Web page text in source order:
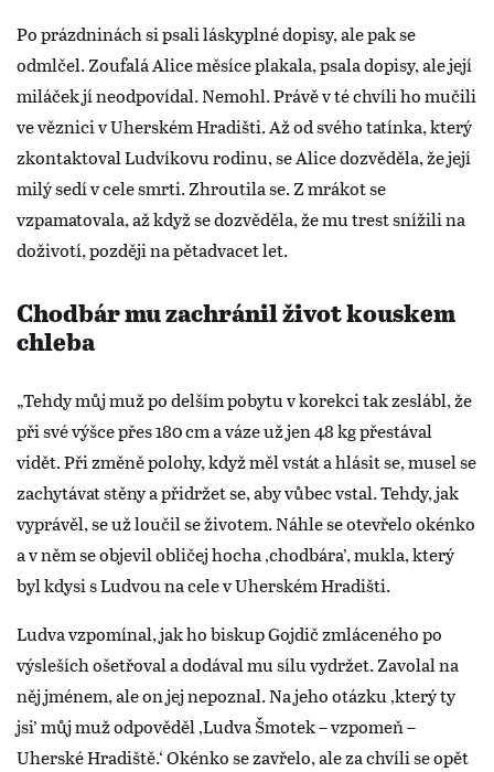
Po prázdninách si psali láskyplné dopisy, ale pak se
odmlčel. Zoufalá Alice měsíce plakala, psala dopisy, ale její
miláček jí neodpovídal. Nemohl. Právě v té chvíli ho mučili
ve věznici v Uherském Hradišti. Až od svého tatínka, který
zkontaktoval Ludvíkovu rodinu, se Alice dozvěděla, že její
milý sedí v cele smrti. Zhroutila se. Z mrákot se
vzpamatovala, až když se dozvěděla, že mu trest snížili na
doživotí, později na pětadvacet let.
Chodbár mu zachránil život kouskem
chleba
„Tehdy můj muž po delším pobytu v korekci tak zeslábl, že
při své výšce přes 180 cm a váze už jen 48 kg přestával
vidět. Při změně polohy, když měl vstát a hlásit se, musel se
zachytávat stěny a přidržet se, aby vůbec vstal. Tehdy, jak
vyprávěl, se už loučil se životem. Náhle se otevřelo okénko
a v něm se objevil obličej hocha ‚chodbára’, mukla, který
byl kdysi s Ludvou na cele v Uherském Hradišti.
Ludva vzpomínal, jak ho biskup Gojdič zmláceného po
výsleších ošetřoval a dodával mu sílu vydržet. Zavolal na
něj jménem, ale on jej nepoznal. Na jeho otázku ‚který ty
jsi’ můj muž odpověděl ‚Ludva Šmotek – vzpomeň –
Uherské Hradiště.‘ Okénko se zavřelo, ale za chvíli se opět